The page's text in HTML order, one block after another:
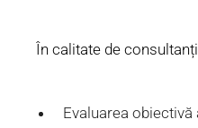
În calitate de
Evaluarea